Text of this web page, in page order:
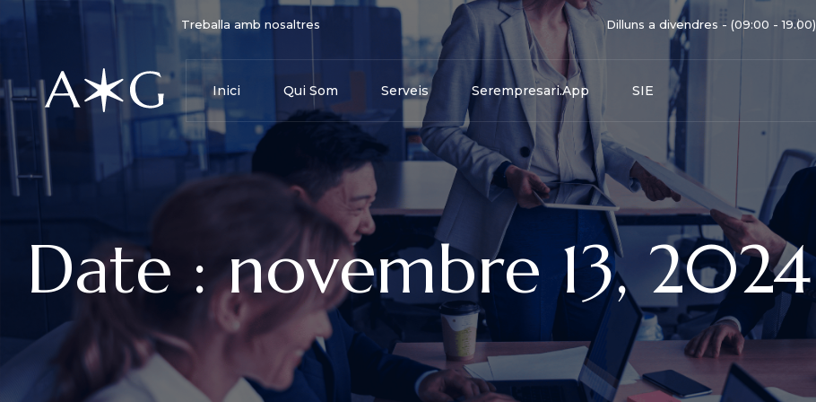
Treballa amb nosaltres Dilluns a divendres - (09:00 - 19.00)
Inici Qui Som Serveis Serempresari.app SIE
Date : novembre 13, 2024